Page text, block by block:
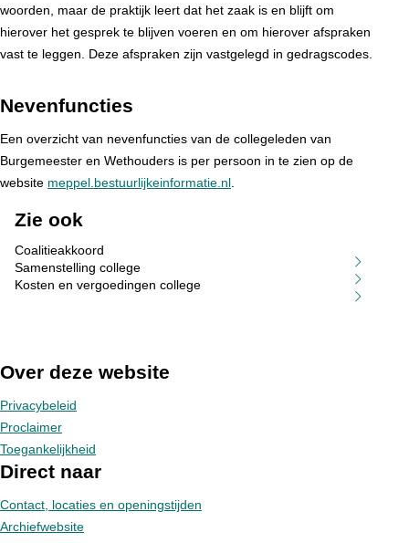
woorden, maar de praktijk leert dat het zaak is en blijft om
hierover het gesprek te blijven voeren en om hierover afspraken
vast te leggen. Deze afspraken zijn vastgelegd in gedragscodes.
Nevenfuncties
Een overzicht van nevenfuncties van de collegeleden van
Burgemeester en Wethouders is per persoon in te zien op de
website meppel.bestuurlijkeinformatie.nl
Zie ook
Coalitieakkoord
Samenstelling college
Kosten en vergoedingen college
Over deze website
Privacybeleid
Proclaimer
Toegankelijkheid
Direct naar
Contact, locaties en openingstijden
Archiefwebsite